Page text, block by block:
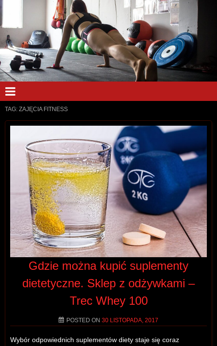
TAG: ZAJĘCIA FITNESS
Gdzie można kupić suplementy
dietetyczne. Sklep z odżywkami –
Trec Whey 100
POSTED ON 30 LISTOPADA, 2017
Wybór odpowiednich suplementów diety staje się coraz